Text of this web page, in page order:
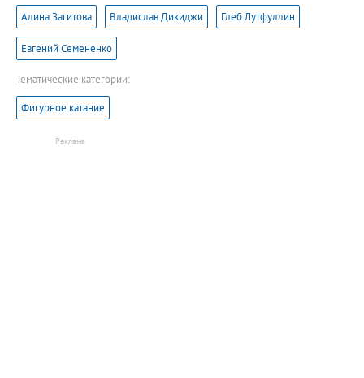
Алина Загитова Владислав Дикиджи Глеб Лутфуллин
Евгений Семененко
Тематические категории:
Фигурное катание